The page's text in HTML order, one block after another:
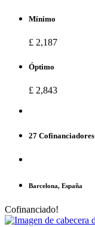
Mínimo
£ 2,187
Óptimo
£ 2,843
27 Cofinanciadores
Barcelona, España
Cofinanciado!